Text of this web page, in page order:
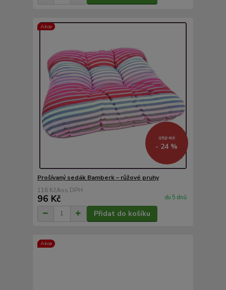
Akce
152 Kč
- 24 %
Prošívaný sedák Bamberk – růžové pruhy
116 Kč/ks
96 Kč do 5 dnů
Přidat do košíku
Akce